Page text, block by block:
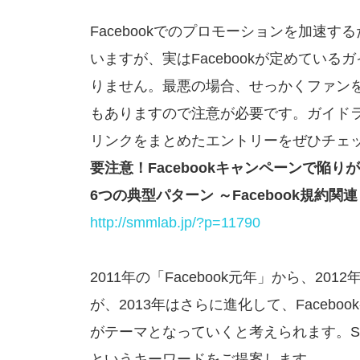
Facebookでのプロモーションを加速す
いますが、実はFacebookが定めている
りません。最悪の場合、せっかくファ
もありますので注意が必要です。ガイ
リンクをまとめたエントリーをぜひチェ
要注意！Facebookキャンペーンで陥り
6つの典型パターン ～Facebook規約関
http://smmlab.jp/?p=11790
2011年の「Facebook元年」から、2012
が、2013年はさらに進化して、
がテーマとなっていくと考えられます。